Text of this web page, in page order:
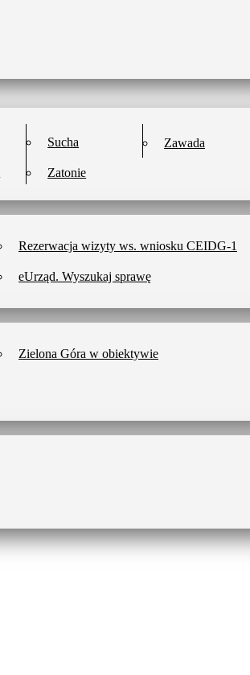
Sucha
Zatonie
Zawada
Rezerwacja wizyty ws. wniosku CEIDG-1
eUrząd. Wyszukaj sprawę
Zielona Góra w obiektywie